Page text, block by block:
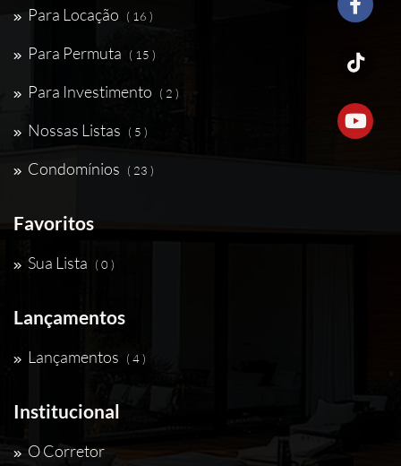
Para Locação ( 16 )
Para Permuta ( 15 )
Para Investimento ( 2 )
Nossas Listas ( 5 )
Condomínios ( 23 )
Favoritos
Sua Lista ( 0 )
Lançamentos
Lançamentos ( 4 )
Institucional
O Corretor